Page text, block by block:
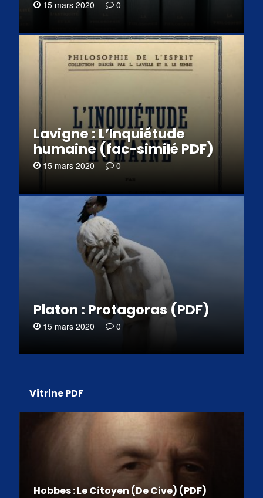
15 mars 2020 0
Lavigne : L’Inquiétude
humaine (fac-similé PDF)
15 mars 2020 0
Platon : Protagoras (PDF)
15 mars 2020 0
Vitrine PDF
Hobbes : Le Citoyen (De Cive) (PDF)